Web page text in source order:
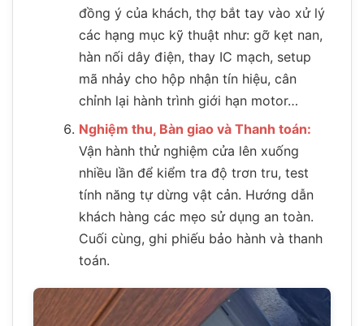
đồng ý của khách, thợ bắt tay vào xử lý
các hạng mục kỹ thuật như: gỡ kẹt nan,
hàn nối dây điện, thay IC mạch, setup
mã nhảy cho hộp nhận tín hiệu, cân
chỉnh lại hành trình giới hạn motor…
Nghiệm thu, Bàn giao và Thanh toán:
Vận hành thử nghiệm cửa lên xuống
nhiều lần để kiểm tra độ trơn tru, test
tính năng tự dừng vật cản. Hướng dẫn
khách hàng các mẹo sử dụng an toàn.
Cuối cùng, ghi phiếu bảo hành và thanh
toán.